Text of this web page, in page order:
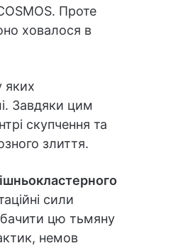
Проте
ховалося в
яких
Завдяки цим
скупчення та
злиття.
сили
цю тьмяну
немов